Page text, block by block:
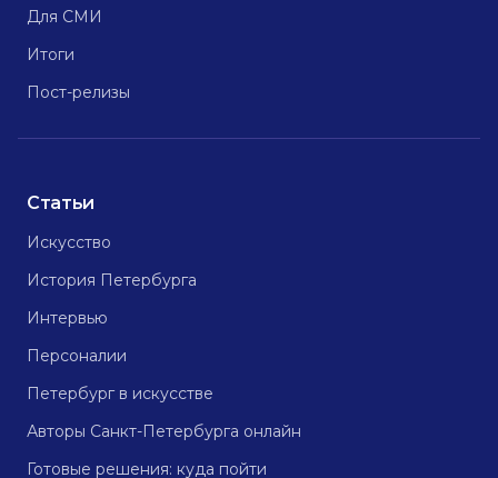
Для СМИ
Итоги
Пост-релизы
Статьи
Искусство
История Петербурга
Интервью
Персоналии
Петербург в искусстве
Авторы Санкт-Петербурга онлайн
Готовые решения: куда пойти